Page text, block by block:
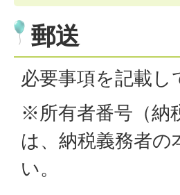
郵送
必要事項を記載
※所有者番号（納
は、納税義務者
い。